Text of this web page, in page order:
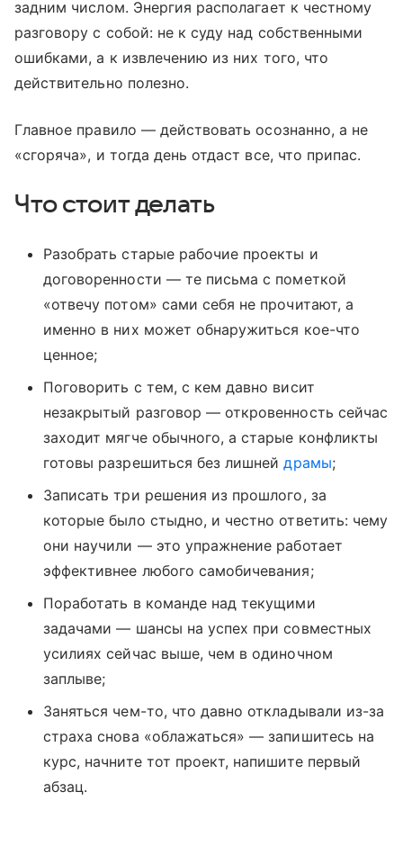
задним числом. Энергия располагает к честному
разговору с собой: не к суду над собственными
ошибками, а к извлечению из них того, что
действительно полезно.
Главное правило — действовать осознанно, а не
«сгоряча», и тогда день отдаст все, что припас.
Что стоит делать
Разобрать старые рабочие проекты и
договоренности — те письма с пометкой
«отвечу потом» сами себя не прочитают, а
именно в них может обнаружиться кое-что
ценное;
Поговорить с тем, с кем давно висит
незакрытый разговор — откровенность сейчас
заходит мягче обычного, а старые конфликты
готовы разрешиться без лишней драмы;
Записать три решения из прошлого, за
которые было стыдно, и честно ответить: чему
они научили — это упражнение работает
эффективнее любого самобичевания;
Поработать в команде над текущими
задачами — шансы на успех при совместных
усилиях сейчас выше, чем в одиночном
заплыве;
Заняться чем-то, что давно откладывали из-за
страха снова «облажаться» — запишитесь на
курс, начните тот проект, напишите первый
абзац.